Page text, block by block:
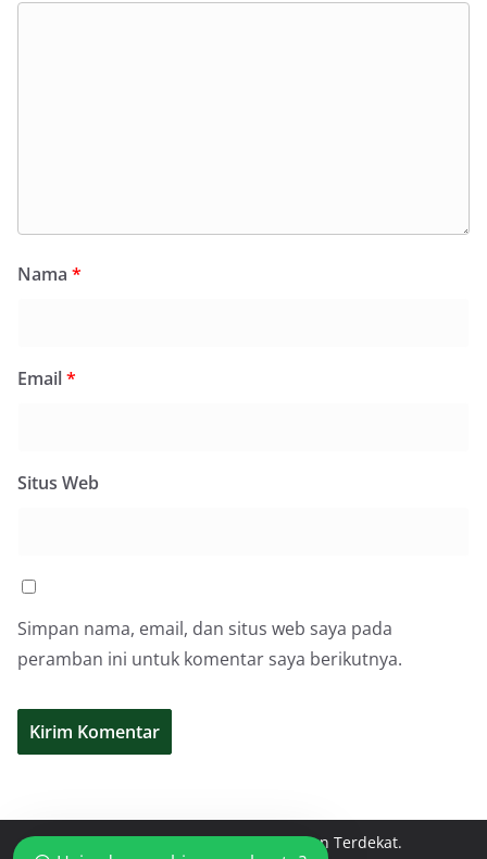
Nama *
Email*
Situs Web
Simpan nama, email, dan situs web saya pada
peramban ini untuk komentar saya berikutnya.
Copyright © 2026Toko Bangunan Terdekat.